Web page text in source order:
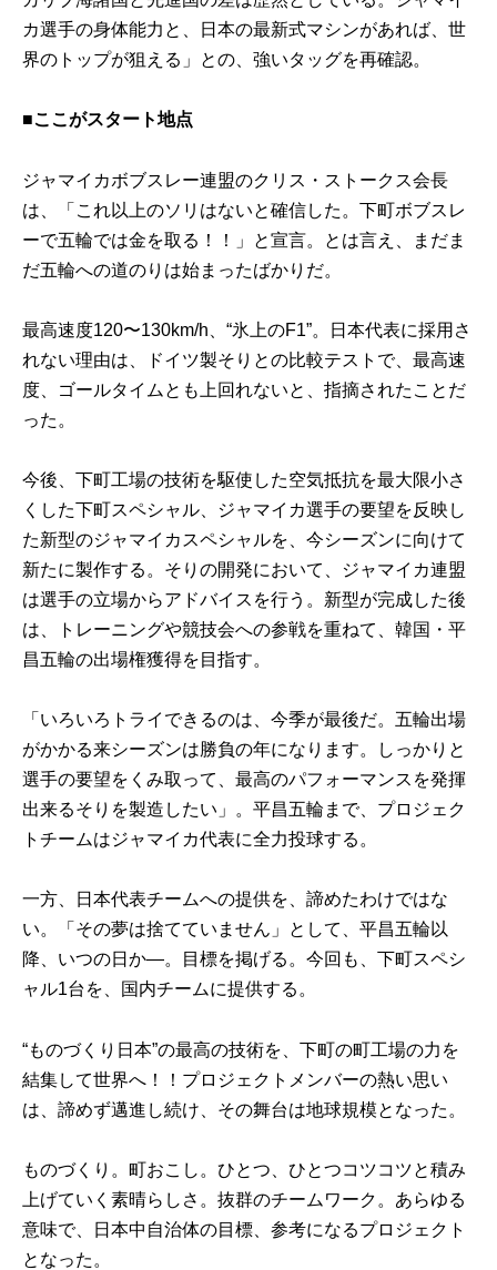
カ選手の身体能力と、日本の最新式マシンがあれば、世
界のトップが狙える」との、強いタッグを再確認。
■ここがスタート地点
ジャマイカボブスレー連盟のクリス・ストークス会長
は、「これ以上のソリはないと確信した。下町ボブスレ
ーで五輪では金を取る！！」と宣言。とは言え、まだま
だ五輪への道のりは始まったばかりだ。
最高速度120〜130km/h、“氷上のF1”。日本代表に採用さ
れない理由は、ドイツ製そりとの比較テストで、最高速
度、ゴールタイムとも上回れないと、指摘されたことだ
った。
今後、下町工場の技術を駆使した空気抵抗を最大限小さ
くした下町スペシャル、ジャマイカ選手の要望を反映し
た新型のジャマイカスペシャルを、今シーズンに向けて
新たに製作する。そりの開発において、ジャマイカ連盟
は選手の立場からアドバイスを行う。新型が完成した後
は、トレーニングや競技会への参戦を重ねて、韓国・平
昌五輪の出場権獲得を目指す。
「いろいろトライできるのは、今季が最後だ。五輪出場
がかかる来シーズンは勝負の年になります。しっかりと
選手の要望をくみ取って、最高のパフォーマンスを発揮
出来るそりを製造したい」。平昌五輪まで、プロジェク
トチームはジャマイカ代表に全力投球する。
一方、日本代表チームへの提供を、諦めたわけではな
い。「その夢は捨てていません」として、平昌五輪以
降、いつの日か―。目標を掲げる。今回も、下町スペシ
ャル1台を、国内チームに提供する。
“ものづくり日本”の最高の技術を、下町の町工場の力を
結集して世界へ！！プロジェクトメンバーの熱い思い
は、諦めず邁進し続け、その舞台は地球規模となった。
ものづくり。町おこし。ひとつ、ひとつコツコツと積み
上げていく素晴らしさ。抜群のチームワーク。あらゆる
意味で、日本中自治体の目標、参考になるプロジェクト
となった。